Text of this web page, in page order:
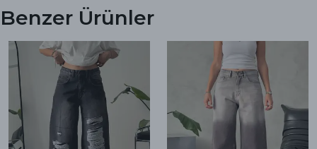
Benzer Ürünler